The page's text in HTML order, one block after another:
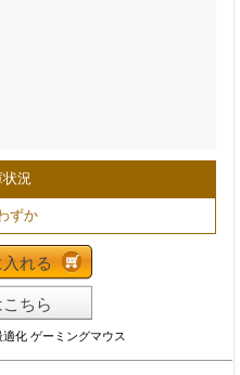
状況
ずか
れる
ちら
化 ゲーミングマウス